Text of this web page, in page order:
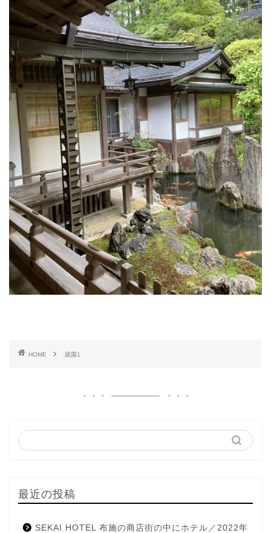
HOME 庭園1
最近の投稿
SEKAI HOTEL 布施の商店街の中にホテル／2022年